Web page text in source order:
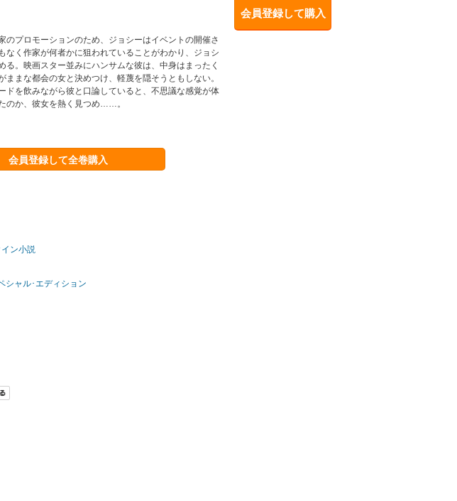
会員登録して購入
のプロモーションのため、ジョシーはイベントの開催さ
なく作家が何者かに狙われていることがわかり、ジョシ
る。映画スター並みにハンサムな彼は、中身はまったく
ままな都会の女と決めつけ、軽蔑を隠そうともしない。
ドを飲みながら彼と口論していると、不思議な感覚が体
のか、彼女を熱く見つめ……。
会員登録して全巻購入
ン小説
シャル･エディション